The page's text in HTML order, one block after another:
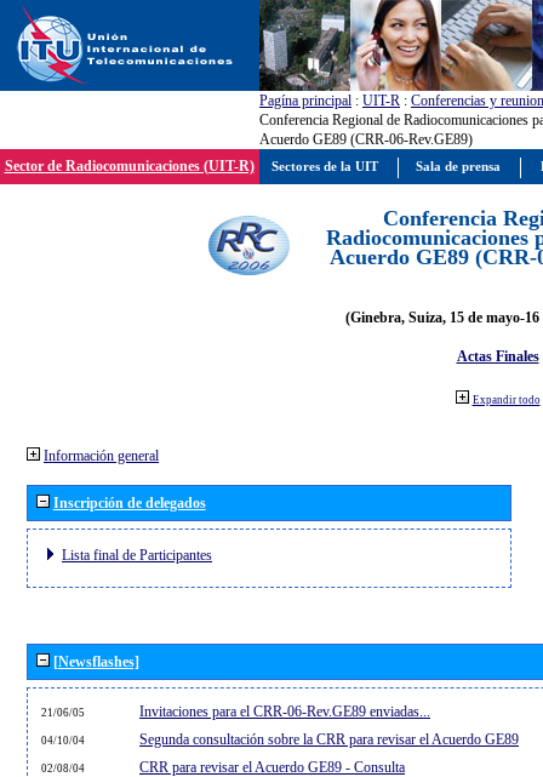
Pagína principal : UIT-R : Conferencias y
Conferencia Regional de Radiocomunicaciones
Acuerdo GE89 (CRR-06-Rev.GE89)
Sector de Radiocomunicaciones (UIT-R)
Conferencia
Radiocomunicaciones
Acuerdo GE89 (CRR-
(Ginebra, Suiza, 15 de mayo-
Actas Finales
Expandir todo
Información general
Inscripción de delegados
Lista final de Participantes
[Newsflashes]
21/06/05 Invitaciones para el CRR-06-Rev.GE89 enviadas...
04/10/04 Segunda consultación sobre la CRR para revisar el Acuerdo GE89
02/08/04 CRR para revisar el Acuerdo GE89 - Consulta
Sectores de la UIT Sala de prensa